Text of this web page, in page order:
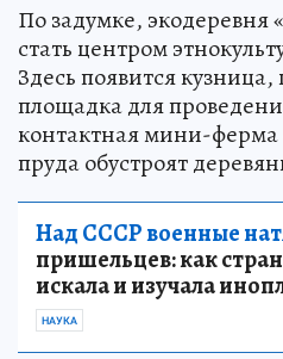
По задумке, экодеревня
стать центром
Здесь появится
площадка для
контактная мини-
пруда обустроят
Над СССР военные
пришельцев: как
искала и изучала
НАУКА